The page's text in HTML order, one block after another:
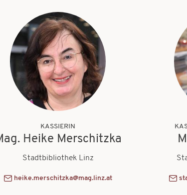
KASSIERIN
Heike Merschitzka
Stadtbibliothek Linz
heike.merschitzka@mag.linz.at